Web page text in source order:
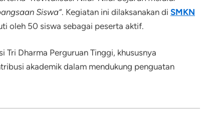
Siswa”. Kegiatan ini dilaksanakan di SMKN
oleh 50 siswa sebagai peserta aktif.
Dharma Perguruan Tinggi, khususnya
akademik dalam mendukung penguatan